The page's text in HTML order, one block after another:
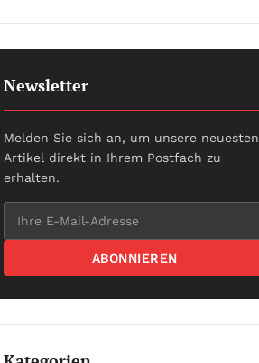
Newsletter
Melden Sie sich an, um unsere neuesten
Artikel direkt in Ihrem Postfach zu
erhalten.
ABONNIEREN